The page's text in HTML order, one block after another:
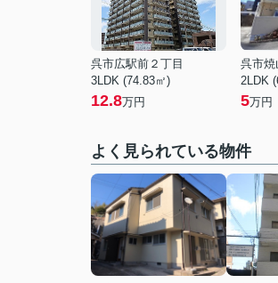
呉市広駅前２丁目
3LDK (74.83㎡)
12.8万円
呉市焼
2LDK
5万円
よく見られている物件